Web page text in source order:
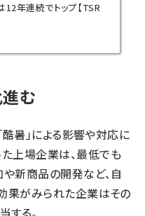
12年連続でトップ【TSR
進む
酷暑」による影響や対応に
上場企業は、最低でも
新商品の開発など、自
果がみられた企業はその
する。